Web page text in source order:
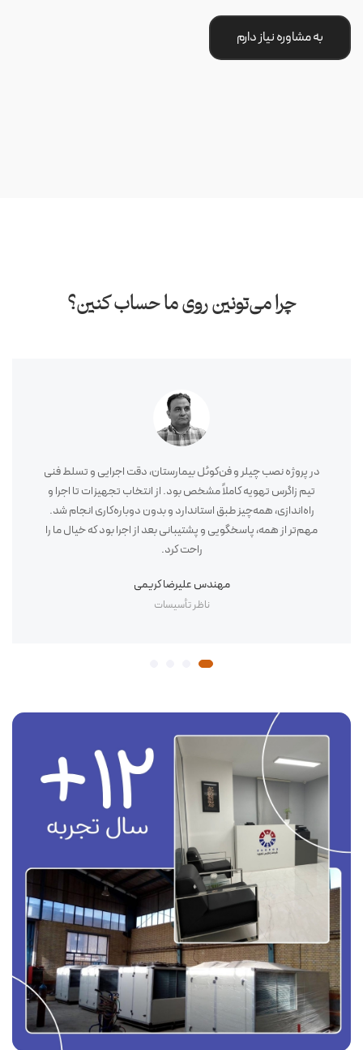
به مشاوره نیاز دارم
چرا می‌تونین روی ما حساب کنین؟
در پروژه نصب چیلر و فن‌کوئل بیمارستان، دقت اجرایی و تسلط فنی
تیم زاگرس تهویه کاملاً مشخص بود. از انتخاب تجهیزات تا اجرا و
راه‌اندازی، همه‌چیز طبق استاندارد و بدون دوباره‌کاری انجام شد.
مهم‌تر از همه، پاسخگویی و پشتیبانی بعد از اجرا بود که خیال ما را
راحت کرد.
مهندس علیرضا کریمی
ناظر تأسیسات